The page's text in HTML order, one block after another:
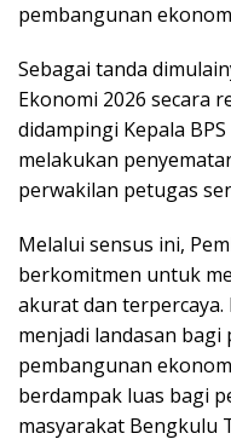
pembangunan
Sebagai tanda
Ekonomi 2026 secara
didampingi Kepala
melakukan
perwakilan petugas
Melalui sensus ini,
berkomitmen untuk
akurat dan
menjadi landasan
pembangunan
berdampak luas bagi
masyarakat Bengkulu